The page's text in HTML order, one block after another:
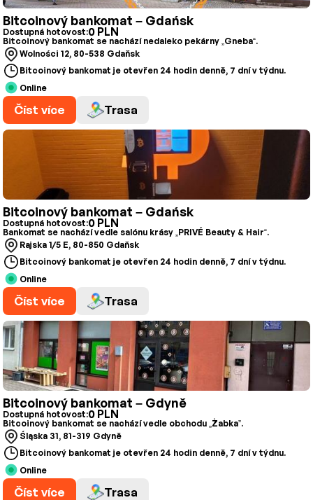
Bitcoinový bankomat – Gdańsk
Dostupná hotovost:0 PLN
Bitcoinový bankomat se nachází nedaleko pekárny „Gneba“.
Wolności 12, 80-538 Gdaňsk
Bitcoinový bankomat je otevřen 24 hodin denně, 7 dní v týdnu.
Online
Číst více Trasa
Bitcoinový bankomat – Gdańsk
Dostupná hotovost:0 PLN
Bankomat se nachází vedle salónu krásy „PRIVÉ Beauty & Hair“.
Rajska 1/5 E, 80-850 Gdaňsk
Bitcoinový bankomat je otevřen 24 hodin denně, 7 dní v týdnu.
Online
Číst více Trasa
Bitcoinový bankomat – Gdyně
Dostupná hotovost:0 PLN
Bitcoinový bankomat se nachází vedle obchodu „Żabka”.
Śląska 31, 81-319 Gdyně
Bitcoinový bankomat je otevřen 24 hodin denně, 7 dní v týdnu.
Online
Číst více Trasa